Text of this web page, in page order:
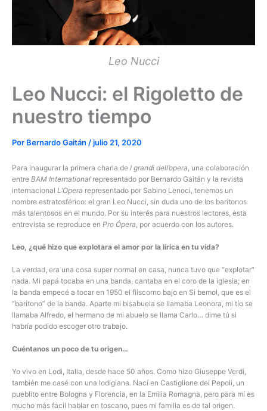
Leo Nucci
Leo Nucci: el Rigoletto de
nuestro tiempo
Por Bernardo Gaitán /julio 21, 2020
Para inaugurar la primera charla de I grandi dell’opera , una colaboración
entre BAM International representado por Bernardo Gaitán y la revista
internacional L’Opera representado por Sabino Lenoci, tenemos un
nombre estratosférico: el gran Leo Nucci, sin duda uno de los barítonos
más talentosos en el mundo. Por su interés para nuestros lectores, esta
entrevista se reproduce en Pro Ópera , por acuerdo con los autores.
Leo, ¿qué hizo que explotara el amor por la lírica en tu vida?
La verdad, era una cosa super normal en casa, nunca tuvo que “explotar”
nada. Mi papá tocaba en una banda, cantaba en el coro de la iglesia; en
la banda empecé a tocar en 1950 el fliscorno bajo en Si bemol, que es el
“barítono” de la banda. Aparte mi bisabuela se llamaba Leonora, mi tío se
llamaba Alfredo, el hermano de mi abuelo se llama Carlo… dime tú si
habría podido escoger otro trabajo.
Cuéntanos un poco de tu origen…
Yo vivo en Lodi, Italia, desde hace 50 años. Como hizo Giuseppe Verdi,
también me casé con una lodigiana. Nací en Castiglione dei Pepoli, un
pueblito entre Bologna y Florencia, en la Emilia Romagna, pero para mí es
mucho más fácil hablar en toscano, pues mi familia es de tal origen.